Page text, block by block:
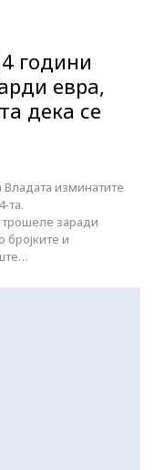
години
евра,
дека се
изминатите
та.
трошеле заради
бројките и